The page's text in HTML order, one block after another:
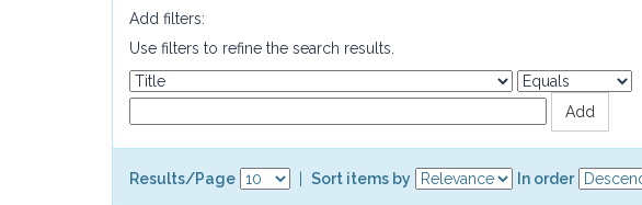
Add filters:
Use filters to refine the search results.
Results/Page Sort items by In order